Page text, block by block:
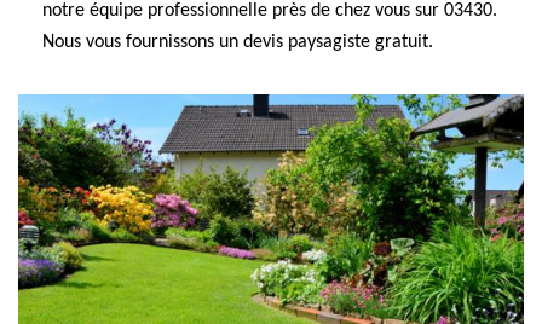
notre équipe professionnelle près de chez vous sur 03430.
Nous vous fournissons un devis paysagiste gratuit.